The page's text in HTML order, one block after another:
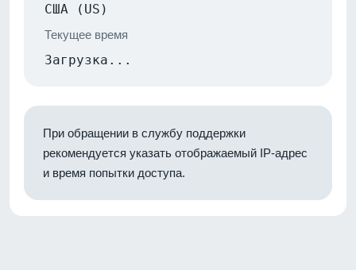
США (US)
Текущее время
Загрузка...
При обращении в службу поддержки
рекомендуется указать отображаемый IP-адрес
и время попытки доступа.